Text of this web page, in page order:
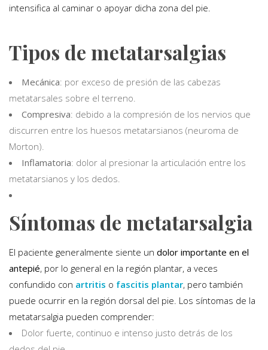
intensifica al caminar o apoyar dicha zona del pie.
Tipos de metatarsalgias
Mecánica: por exceso de presión de las cabezas
metatarsales sobre el terreno.
Compresiva: debido a la compresión de los nervios que
discurren entre los huesos metatarsianos (neuroma de
Morton).
Inflamatoria: dolor al presionar la articulación entre los
metatarsianos y los dedos.
Síntomas de metatarsalgia
El paciente generalmente siente un dolor importante en el
antepié, por lo general en la región plantar, a veces
confundido con artritis o fascitis plantar, pero también
puede ocurrir en la región dorsal del pie. Los síntomas de la
metatarsalgia pueden comprender:
Dolor fuerte, continuo e intenso justo detrás de los